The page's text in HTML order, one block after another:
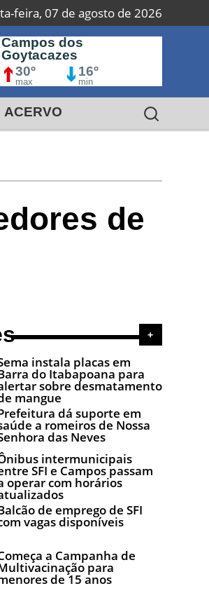
feira, 07 de agosto de 2026
Campos dos
Goytacazes
30º
max
16º
min
ACERVO
de
+
instala placas em
do Itabapoana para
sobre desmatamento
mangue
dá suporte em
a romeiros de Nossa
das Neves
intermunicipais
SFI e Campos passam
operar com horários
de emprego de SFI
vagas disponíveis
a Campanha de
para
de 15 anos